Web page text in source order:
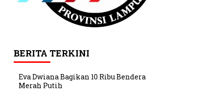
BERITA TERKINI
Eva Dwiana Bagikan 10 Ribu Bendera
Merah Putih